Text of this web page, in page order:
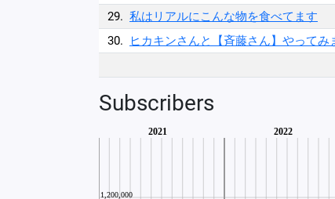
29. 私はリアルにこんな物を食べてます
30.
ヒカキンさんと【斉藤さん】やってみ
Subscribers